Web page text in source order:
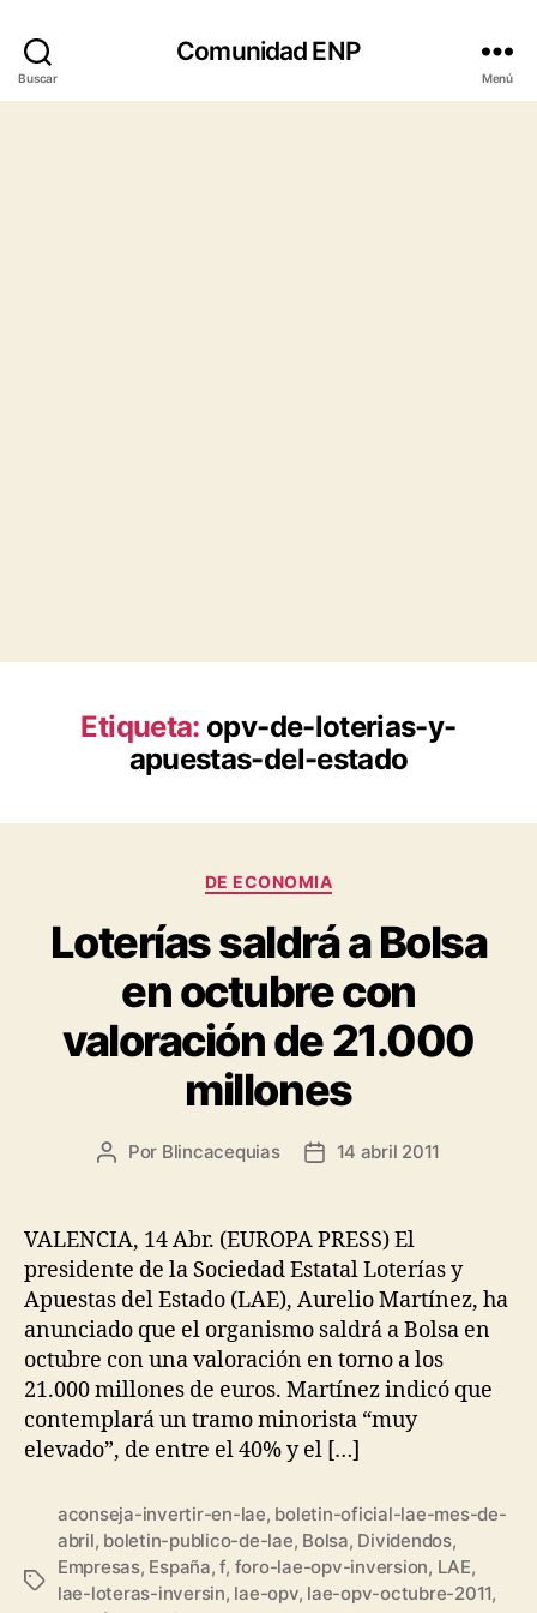
Buscar
Comunidad ENP
Menú
Etiqueta: opv-de-loterias-y-
apuestas-del-estado
Categorías
DE ECONOMIA
Loterías saldrá a Bolsa
en octubre con
valoración de 21.000
millones
Autor
entrada
Por Blincacequias
Fecha
entrada
14 abril 2011
VALENCIA, 14 Abr. (EUROPA PRESS) El
presidente de la Sociedad Estatal Loterías y
Apuestas del Estado (LAE), Aurelio Martínez, ha
anunciado que el organismo saldrá a Bolsa en
octubre con una valoración en torno a los
21.000 millones de euros. Martínez indicó que
contemplará un tramo minorista “muy
elevado”, de entre el 40% y el […]
Etiquetas
aconseja-invertir-en-lae, boletin-oficial-lae-mes-de-
abril, boletin-publico-de-lae, Bolsa, Dividendos,
Empresas, España,f, foro-lae-opv-inversion, LAE,
lae-loteras-inversin, lae-opv, lae-opv-octubre-2011,